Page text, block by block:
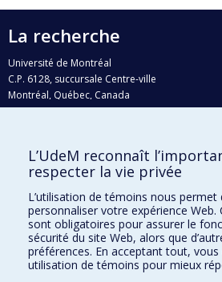
La recherche
Université de Montréal
C.P. 6128, succursale Centre-ville
Montréal, Québec, Canada
H3C 3J7
Qui fait quoi?
Nous trouver
Plan du site
Accessibilité
L’UdeM reconnaît
respecter la vie privée
L’utilisation de témoins nous permet
personnaliser votre expérience Web.
sont obligatoires pour assurer le
sécurité du site Web, alors que
préférences. En acceptant tout,
utilisation de témoins pour mieux